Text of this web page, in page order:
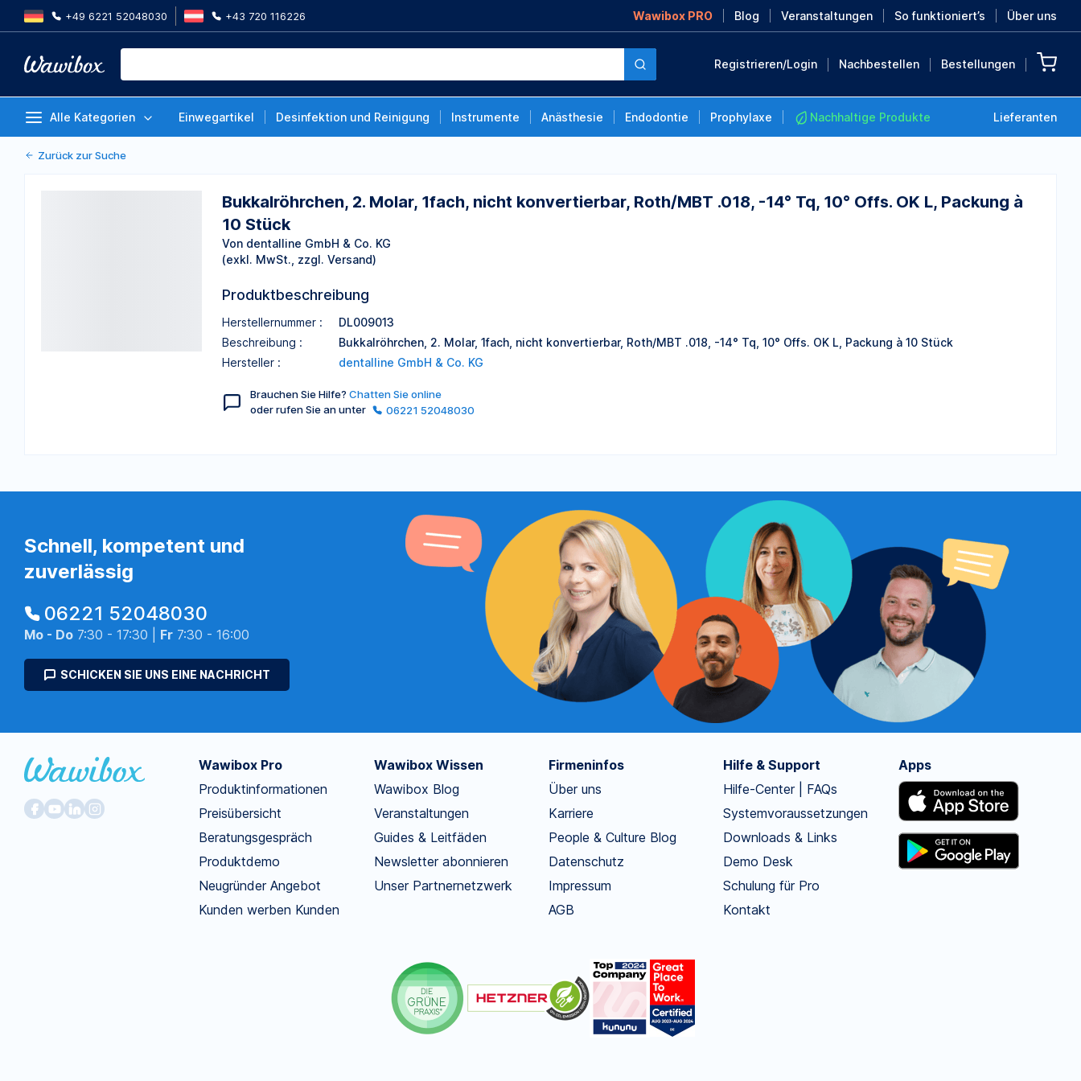
+49 6221 52048030 +43 720 116226 Wawibox PRO Blog Veranstaltungen So funktioniert’s Über uns
Registrieren/Login Nachbestellen Bestellungen
Alle Kategorien Einwegartikel Desinfektion und Reinigung Instrumente Anästhesie Endodontie Prophylaxe Nachhaltige Produkte Lieferanten
Bukkalröhrchen, 2. Molar, 1fach, nicht konvertierbar,
Stück
Zurück zur Suche
Bukkalröhrchen, 2. Molar, 1fach, nicht konvertierbar, Roth/MBT .018, -14° Tq, 10° Offs. OK L, Packung à
10 Stück
Von dentalline GmbH & Co. KG
(exkl. MwSt., zzgl. Versand)
Produktbeschreibung
Herstellernummer :
DL009013
Beschreibung :
Bukkalröhrchen, 2. Molar, 1fach, nicht konvertierbar, Roth/MBT .018, -14° Tq, 10° Offs. OK L, Packung à 10 Stück
Hersteller :
dentalline GmbH & Co. KG
Brauchen Sie Hilfe? Chatten Sie online
oder rufen Sie an unter
06221 52048030
Schnell, kompetent und
zuverlässig
06221 52048030
Mo - Do 7:30 - 17:30 | Fr 7:30 - 16:00
SCHICKEN SIE UNS EINE NACHRICHT
Wawibox Pro
Produktinformationen
Preisübersicht
Beratungsgespräch
Produktdemo
Neugründer Angebot
Kunden werben Kunden
Wawibox Wissen
Wawibox Blog
Veranstaltungen
Guides & Leitfäden
Newsletter abonnieren
Unser Partnernetzwerk
Firmeninfos
Über uns
Karriere
People & Culture Blog
Datenschutz
Impressum
AGB
Hilfe & Support
Hilfe-Center | FAQs
Systemvoraussetzungen
Downloads & Links
Demo Desk
Schulung für Pro
Kontakt
Apps